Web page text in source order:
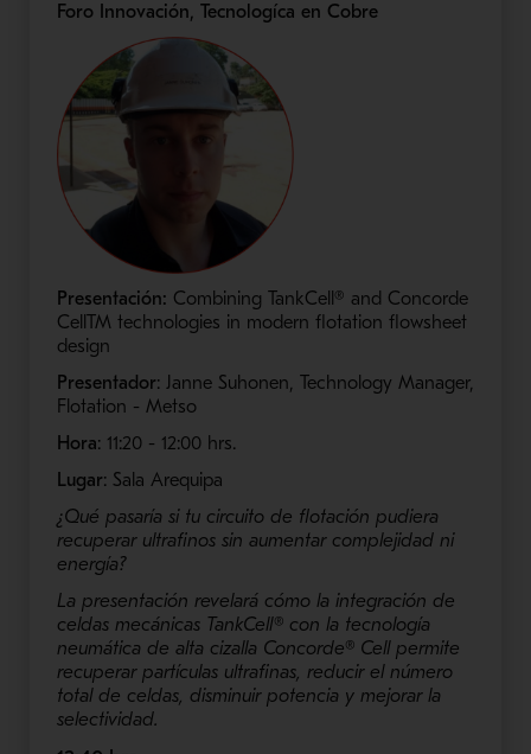
Foro Innovación, Tecnologíca en Cobre
Presentación: Combining TankCell® and Concorde
CellTM technologies in modern flotation flowsheet
design
Presentador: Janne Suhonen, Technology Manager,
Flotation - Metso
Hora: 11:20 - 12:00​ hrs.
Lugar: Sala Arequipa
¿Qué pasaría si tu circuito de flotación pudiera
recuperar ultrafinos sin aumentar complejidad ni
energía?
La presentación revelará cómo la integración de
celdas mecánicas TankCell® con la tecnología
neumática de alta cizalla Concorde® Cell permite
recuperar partículas ultrafinas, reducir el número
total de celdas, disminuir potencia y mejorar la
selectividad.